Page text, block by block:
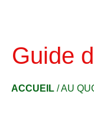
Guide
ACCUEIL /AU